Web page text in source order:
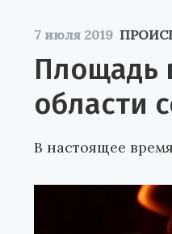
7 июля 2019
Площадь
области
В настоящее